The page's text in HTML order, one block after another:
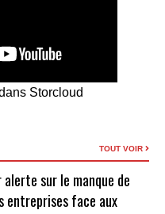
Storcloud
TOUT VOIR
sur le manque de
entreprises face aux